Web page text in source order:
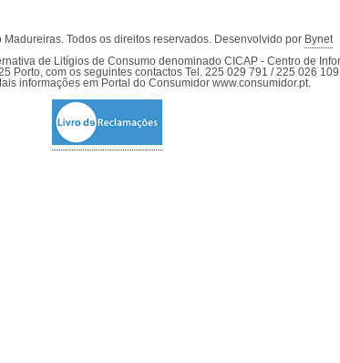
Todos os direitos reservados. Desenvolvido por Bynet
de Litígios de Consumo denominado CICAP - Centro de
Porto, com os seguintes contactos Tel. 225 029 791 / 225 026
informações em Portal do Consumidor www.consumidor.pt.